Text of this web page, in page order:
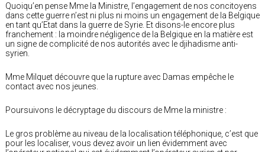
Quoiqu’en pense Mme la Ministre, l’engagement de nos concitoyens
dans cette guerre n’est ni plus ni moins un engagement de la Belgique
en tant qu’Etat dans la guerre de Syrie. Et disons-le encore plus
franchement : la moindre négligence de la Belgique en la matière est
un signe de complicité de nos autorités avec le djihadisme anti-
syrien.
Mme Milquet découvre que la rupture avec Damas empêche le
contact avec nos jeunes.
Poursuivons le décryptage du discours de Mme la ministre :
Le gros problème au niveau de la localisation téléphonique, c’est que
pour les localiser, vous devez avoir un lien évidemment avec